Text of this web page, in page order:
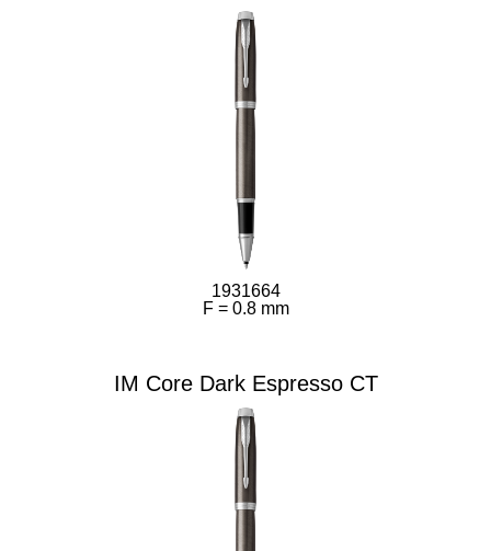
1931664
F = 0.8 mm
IM Core Dark Espresso CT